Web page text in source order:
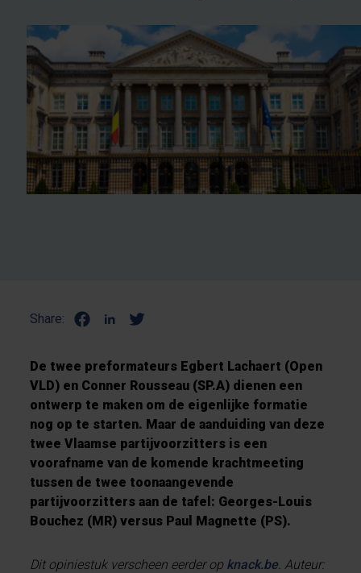
Share:
De twee preformateurs Egbert Lachaert (Open
VLD) en Conner Rousseau (SP.A) dienen een
ontwerp te maken om de eigenlijke formatie
nog op te starten. Maar de aanduiding van deze
twee Vlaamse partijvoorzitters is een
voorafname van de komende krachtmeeting
tussen de twee toonaangevende
partijvoorzitters aan de tafel: Georges-Louis
Bouchez (MR) versus Paul Magnette (PS).
Dit opiniestuk verscheen eerder op knack.be . Auteur: